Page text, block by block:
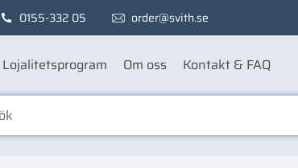
0155-332 05 order@svith.se
Lojalitetsprogram Om oss Kontakt & FAQ